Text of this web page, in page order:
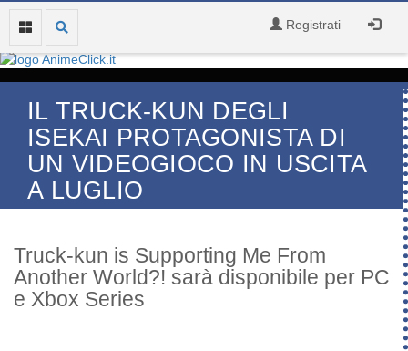
Registrati
IL TRUCK-KUN DEGLI
ISEKAI PROTAGONISTA DI
UN VIDEOGIOCO IN USCITA
A LUGLIO
Truck-kun is Supporting Me From
Another World?! sarà disponibile per PC
e Xbox Series